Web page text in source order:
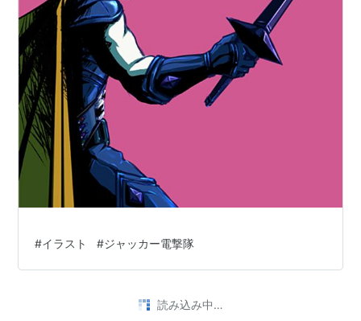
#イラスト #ジャッカー電撃隊
読み込み中…